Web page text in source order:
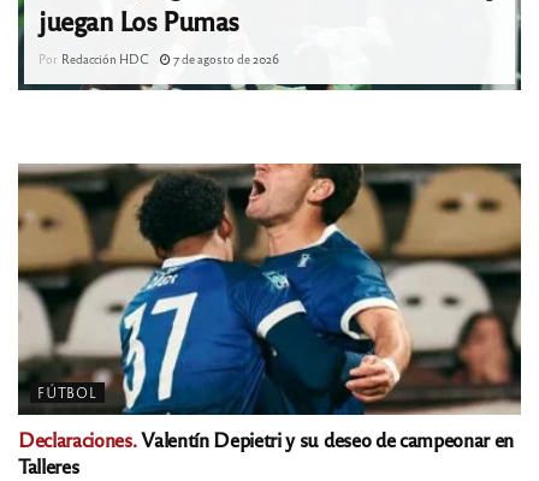
juegan Los Pumas
Por Redacción HDC 7 de agosto de 2026
FÚTBOL
Declaraciones.Valentín Depietri y su deseo de campeonar en
Talleres